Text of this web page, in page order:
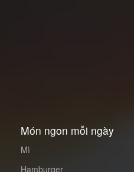
Món ngon mỗi ngày
Mì
Hamburger